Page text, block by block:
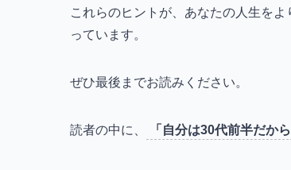
これらのヒントが、あなたの人生を
っています。
ぜひ最後までお読みください。
読者の中に、 「自分は30代前半だか